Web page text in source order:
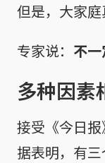
但是，大家庭
专家说： 不一
多种因素
接受《今日
据表明，有